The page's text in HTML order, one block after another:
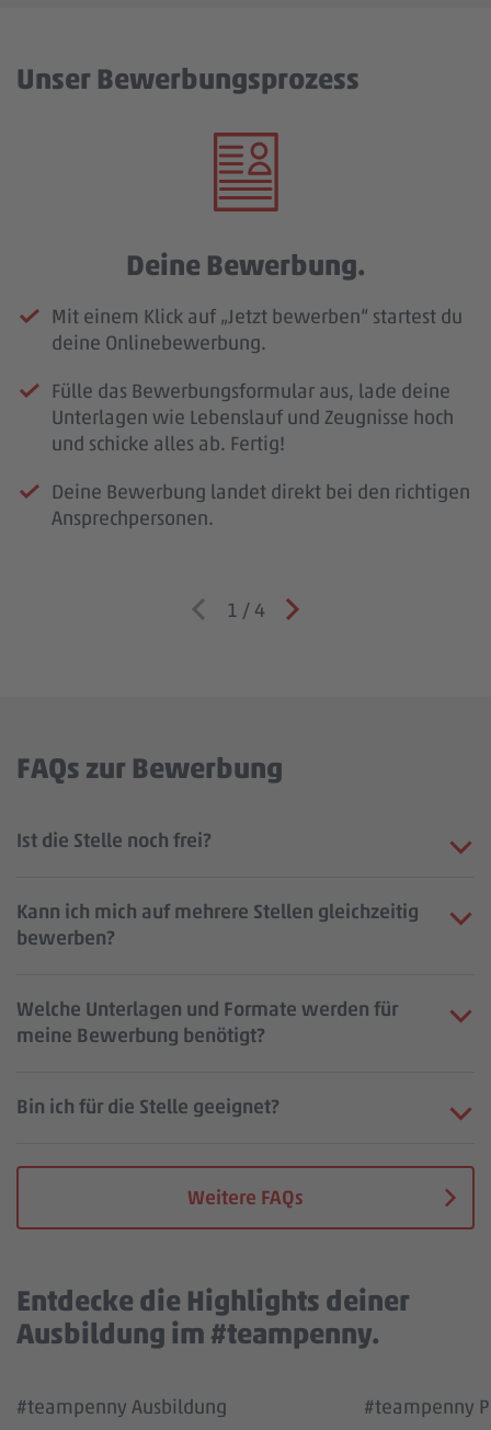
Unser Bewerbungsprozess
Deine Bewerbung.
Mit einem Klick auf „Jetzt bewerben“ startest du
deine Onlinebewerbung.
Fülle das Bewerbungsformular aus, lade deine
Unterlagen wie Lebenslauf und Zeugnisse hoch
und schicke alles ab. Fertig!
Deine Bewerbung landet direkt bei den richtigen
Ansprechpersonen.
1 / 4
FAQs zur Bewerbung
Ist die Stelle noch frei?
Kann ich mich auf mehrere Stellen gleichzeitig
bewerben?
Welche Unterlagen und Formate werden für
meine Bewerbung benötigt?
Bin ich für die Stelle geeignet?
Weitere FAQs
Entdecke die Highlights deiner
Ausbildung im #teampenny.
Wir benötigen deine Zustimmung, um den
YouTube Video Service zu laden!
#teampenny Ausbildung
Wir
YouTube
#teampenny